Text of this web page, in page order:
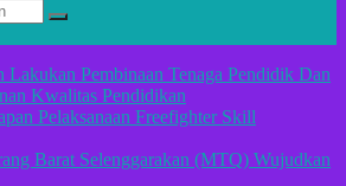
Lakukan Pembinaan Tenaga Pendidik Dan
Kwalitas Pendidikan
Pelaksanaan Freefighter Skill
Barat Selenggarakan (MTQ) Wujudkan